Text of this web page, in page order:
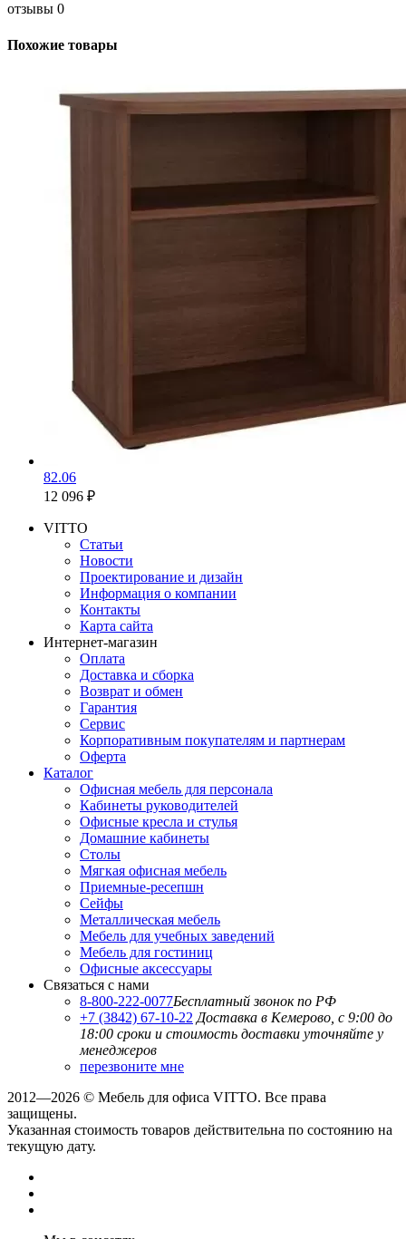
отзывы 0
Похожие товары
82.06
12 096 ₽
VITTO
Статьи
Новости
Проектирование и дизайн
Информация о компании
Контакты
Карта сайта
Интернет-магазин
Оплата
Доставка и сборка
Возврат и обмен
Гарантия
Сервис
Корпоративным покупателям и партнерам
Оферта
Каталог
Офисная мебель для персонала
Кабинеты руководителей
Офисные кресла и стулья
Домашние кабинеты
Столы
Мягкая офисная мебель
Приемные-ресепшн
Сейфы
Металлическая мебель
Мебель для учебных заведений
Мебель для гостиниц
Офисные аксессуары
Связаться с нами
8-800-222-0077Бесплатный звонок по РФ
+7 (3842) 67-10-22 Доставка в Кемерово, с 9:00 до
18:00 сроки и стоимость доставки уточняйте у
менеджеров
перезвоните мне
2012—2026 © Мебель для офиса VITTO. Все права
защищены.
Указанная стоимость товаров действительна по состоянию на
текущую дату.